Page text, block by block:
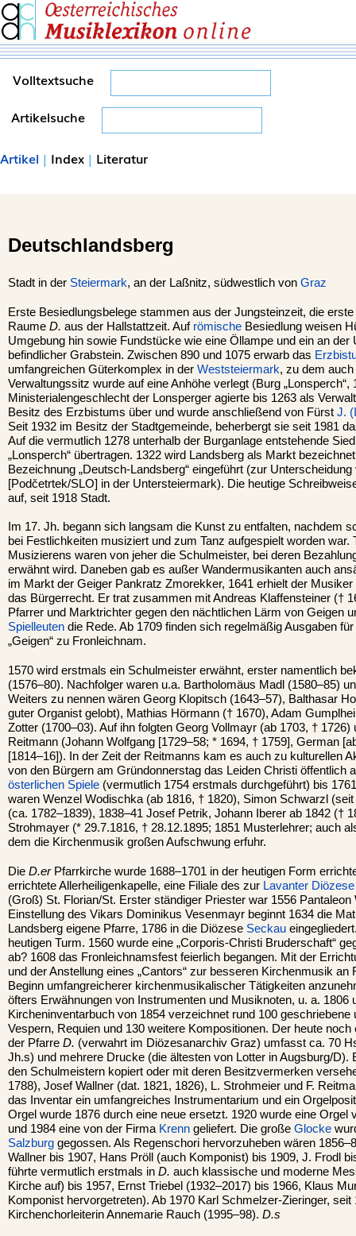
Volltextsuche
Artikelsuche
Artikel | Index | Literatur
Deutschlandsberg
Stadt in der Steiermark, an der Laßnitz, südwestlich von Graz
Erste Besiedlungsbelege stammen aus der Jungsteinzeit, die
Raume D. aus der Hallstattzeit. Auf römische Besiedlung weisen
Umgebung hin sowie Fundstücke wie eine Öllampe und ein an der
befindlicher Grabstein. Zwischen 890 und 1075 erwarb das
umfangreichen Güterkomplex in der Weststeiermark, zu dem auch
Verwaltungssitz wurde auf eine Anhöhe verlegt (Burg
Ministerialengeschlecht der Lonsperger agierte bis 1263 als
Besitz des Erzbistums über und wurde anschließend von Fürst J.
Seit 1932 im Besitz der Stadtgemeinde, beherbergt sie seit 1981
Auf die vermutlich 1278 unterhalb der Burganlage entstehende
„Lonsperch“ übertragen. 1322 wird Landsberg als Markt
Bezeichnung „Deutsch-Landsberg“ eingeführt (zur
[Podčetrtek/SLO] in der Untersteiermark). Die heutige
auf, seit 1918 Stadt.
Im 17. Jh. begann sich langsam die Kunst zu entfalten, nachdem
bei Festlichkeiten musiziert und zum Tanz aufgespielt worden war.
Musizierens waren von jeher die Schulmeister, bei deren
erwähnt wird. Daneben gab es außer Wandermusikanten auch
im Markt der Geiger Pankratz Zmorekker, 1641 erhielt der
das Bürgerrecht. Er trat zusammen mit Andreas Klaffensteiner (†
Pfarrer und Marktrichter gegen den nächtlichen Lärm von Geigen
Spielleuten die Rede. Ab 1709 finden sich regelmäßig Ausgaben
„Geigen“ zu Fronleichnam.
1570 wird erstmals ein Schulmeister erwähnt, erster namentlich
(1576–80). Nachfolger waren u.a. Bartholomäus Madl (1580–85)
Weiters zu nennen wären Georg Klopitsch (1643–57), Balthasar
guter Organist gelobt), Mathias Hörmann († 1670), Adam
Zotter (1700–03). Auf ihn folgten Georg Vollmayr (ab 1703, † 1726)
Reitmann (Johann Wolfgang [1729–58; * 1694, † 1759], German
[1814–16]). In der Zeit der Reitmanns kam es auch zu kulturellen
von den Bürgern am Gründonnerstag das Leiden Christi öffentlich
österlichen Spiele (vermutlich 1754 erstmals durchgeführt) bis
waren Wenzel Wodischka (ab 1816, † 1820), Simon Schwarzl
(ca. 1782–1839), 1838–41 Josef Petrik, Johann Iberer ab 1842 (†
Strohmayer (* 29.7.1816, † 28.12.1895; 1851 Musterlehrer; auch
dem die Kirchenmusik großen Aufschwung erfuhr.
Die D.erPfarrkirche wurde 1688–1701 in der heutigen Form
errichtete Allerheiligenkapelle, eine Filiale des zur Lavanter Diözese
(Groß) St. Florian/St. Erster ständiger Priester war 1556 Pantaleon
Einstellung des Vikars Dominikus Vesenmayr beginnt 1634 die
Landsberg eigene Pfarre, 1786 in die Diözese Seckau
heutigen Turm. 1560 wurde eine „Corporis-Christi Bruderschaft“
ab? 1608 das Fronleichnamsfest feierlich begangen. Mit der
und der Anstellung eines „Cantors“ zur besseren Kirchenmusik an
Beginn umfangreicherer kirchenmusikalischer Tätigkeiten
öfters Erwähnungen von Instrumenten und Musiknoten, u. a. 1806
Kircheninventarbuch von 1854 verzeichnet rund 100
Vespern, Requien und 130 weitere Kompositionen. Der heute
der Pfarre D. (verwahrt im Diözesanarchiv Graz) umfasst ca. 70
Jh.s) und mehrere Drucke (die ältesten von Lotter in Augsburg/D).
den Schulmeistern kopiert oder mit deren Besitzvermerken
1788), Josef Wallner (dat. 1821, 1826), L. Strohmeier und F.
das Inventar ein umfangreiches Instrumentarium und ein
Orgel wurde 1876 durch eine neue ersetzt. 1920 wurde eine Orgel
und 1984 eine von der Firma Krenn geliefert. Die große Glocke
Salzburg gegossen. Als Regenschori hervorzuheben wären
Wallner bis 1907, Hans Pröll (auch Komponist) bis 1909, J. Frodl
führte vermutlich erstmals in D. auch klassische und moderne
Kirche auf) bis 1957, Ernst Triebel (1932–2017) bis 1966, Klaus
Komponist hervorgetreten). Ab 1970 Karl Schmelzer-Zieringer,
Kirchenchorleiterin Annemarie Rauch (1995–98). D.s